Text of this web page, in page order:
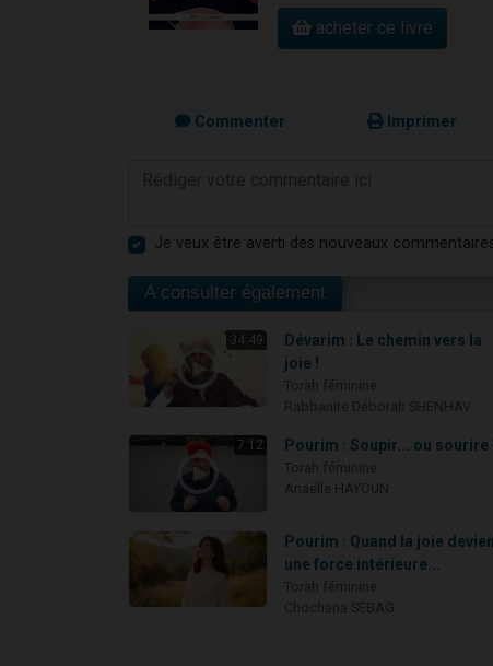
acheter ce livre
Commenter Imprimer
Je veux être averti des nouveaux
A consulter également
34:49
Dévarim : Le chemin vers la
joie !
7:12 Pourim : Soupir... ou sourire
Pourim : Quand la joie
une force intérieure...